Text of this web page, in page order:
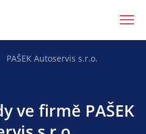
PAŠEK Autoservis s.r.o.
ve firmě PAŠEK